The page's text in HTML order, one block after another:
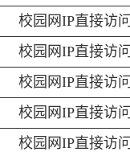
校园网IP直接访
校园网IP直接访
校园网IP直接访
校园网IP直接访
校园网IP直接访